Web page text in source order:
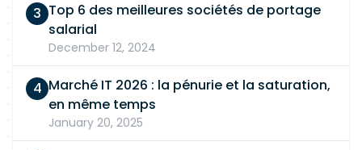
Top 6 des meilleures sociétés de portage
salarial
December 12, 2024
Marché IT 2026 : la pénurie et la saturation,
en même temps
January 20, 2025